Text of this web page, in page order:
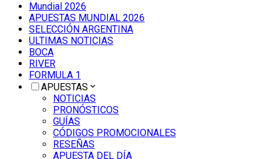
Mundial 2026
APUESTAS MUNDIAL 2026
SELECCIÓN ARGENTINA
ULTIMAS NOTICIAS
BOCA
RIVER
FORMULA 1
APUESTAS
NOTICIAS
PRONÓSTICOS
GUÍAS
CÓDIGOS PROMOCIONALES
RESEÑAS
APUESTA DEL DÍA